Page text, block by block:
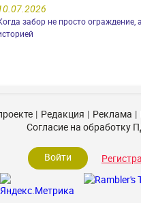
забор не просто ограждение,
Редакция Реклама
Согласие на обработку
Войти